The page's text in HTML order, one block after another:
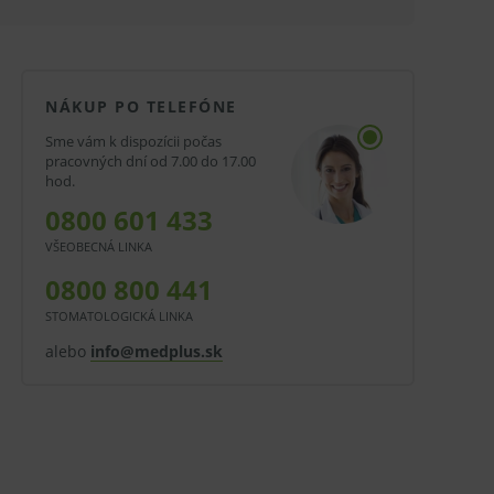
NÁKUP PO TELEFÓNE
Sme vám k dispozícii počas
pracovných dní od 7.00 do 17.00
hod.
0800 601 433
VŠEOBECNÁ LINKA
0800 800 441
STOMATOLOGICKÁ LINKA
alebo info@medplus.sk